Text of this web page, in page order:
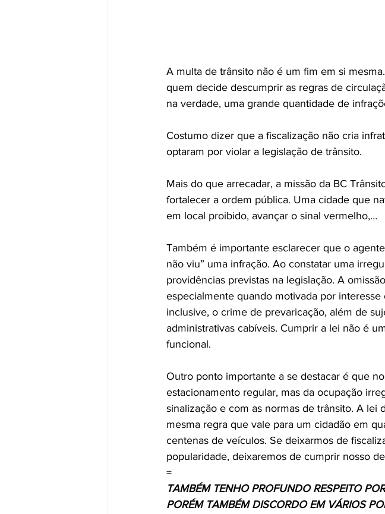
A multa de trânsito não é um fim em si
quem decide descumprir as regras de
na verdade, uma grande quantidade de
Costumo dizer que a fiscalização não cria
optaram por violar a legislação de trânsito.
Mais do que arrecadar, a missão da BC
fortalecer a ordem pública. Uma cidade que
em local proibido, avançar o sinal vermelho,…
Também é importante esclarecer que o
não viu” uma infração. Ao constatar uma
providências previstas na legislação. A
especialmente quando motivada por
inclusive, o crime de prevaricação, além de
administrativas cabíveis. Cumprir a lei não é
funcional.
Outro ponto importante a se destacar é que
estacionamento regular, mas da ocupação
sinalização e com as normas de trânsito. A lei
mesma regra que vale para um cidadão em
centenas de veículos. Se deixarmos de
popularidade, deixaremos de cumprir nosso
=
TAMBÉM TENHO PROFUNDO RESPEITO
PORÉM TAMBÉM DISCORDO EM VÁRIOS